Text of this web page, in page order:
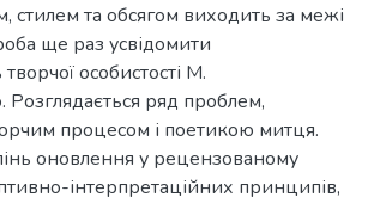
стилем та обсягом виходить за межі
ще раз усвідомити
особистості М.
ряд проблем,
процесом і поетикою митця.
оновлення у рецензованому
інтерпретаційних принципів,